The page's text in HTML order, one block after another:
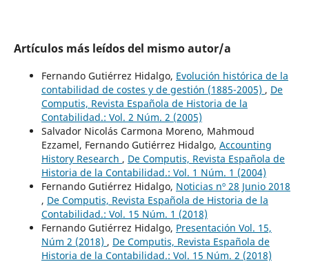
Artículos más leídos del mismo autor/a
Fernando Gutiérrez Hidalgo, Evolución histórica de la
contabilidad de costes y de gestión (1885-2005) , De
Computis, Revista Española de Historia de la
Contabilidad.: Vol. 2 Núm. 2 (2005)
Salvador Nicolás Carmona Moreno, Mahmoud
Ezzamel, Fernando Gutiérrez Hidalgo, Accounting
History Research , De Computis, Revista Española de
Historia de la Contabilidad.: Vol. 1 Núm. 1 (2004)
Fernando Gutiérrez Hidalgo, Noticias nº 28 Junio 2018
, De Computis, Revista Española de Historia de la
Contabilidad.: Vol. 15 Núm. 1 (2018)
Fernando Gutiérrez Hidalgo, Presentación Vol. 15,
Núm 2 (2018) , De Computis, Revista Española de
Historia de la Contabilidad.: Vol. 15 Núm. 2 (2018)